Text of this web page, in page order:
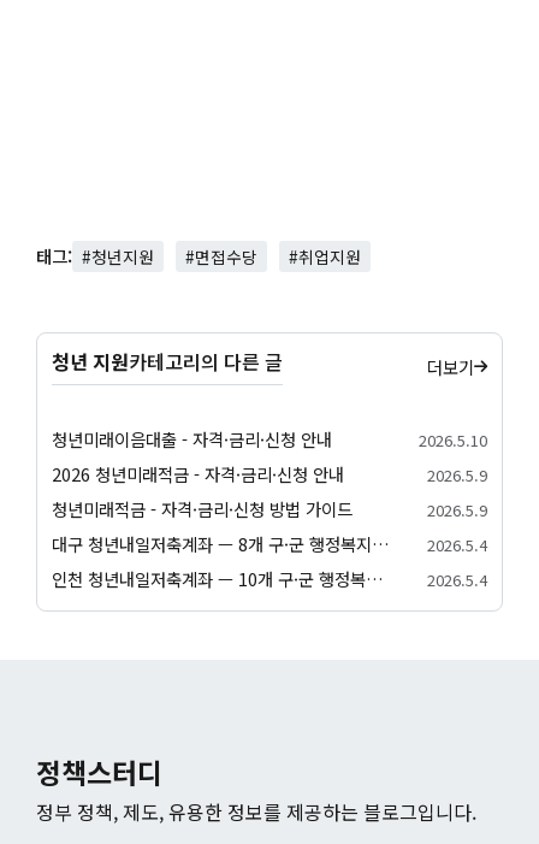
태그: #청년지원 #면접수당 #취업지원
청년 지원카테고리의 다른 글 더보기
청년미래이음대출 - 자격·금리·신청 안내 2026.5.10
2026 청년미래적금 - 자격·금리·신청 안내 2026.5.9
청년미래적금 - 자격·금리·신청 방법 가이드 2026.5.9
대구 청년내일저축계좌 — 8개 구·군 행정복지센터 신청 방법 2026.5.4
인천 청년내일저축계좌 — 10개 구·군 행정복지센터 신청 방법 2026.5.4
정책스터디
정부 정책, 제도, 유용한 정보를 제공하는 블로그입니다.